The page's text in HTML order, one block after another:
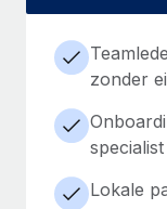
zonder
specialist
Lokale